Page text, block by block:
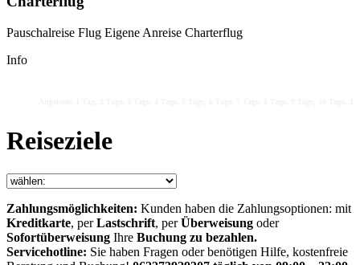
Pauschalreise Flug Eigene Anreise Charterflug
Info
Reiseziele
Zahlungsmöglichkeiten: Kunden haben die Zahlungsoptionen: mit
Kreditkarte, perLastschrift, perÜberweisung oder
Sofortüberweisung Ihre Buchung zu bezahlen.
Servicehotline: Sie haben Fragen oder benötigen Hilfe, kostenfreie